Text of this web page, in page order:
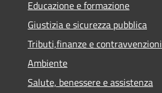
Educazione e formazione
Giustizia e sicurezza pubblica
Tributi,finanze e contravvenzioni
Ambiente
Salute, benessere e assistenza